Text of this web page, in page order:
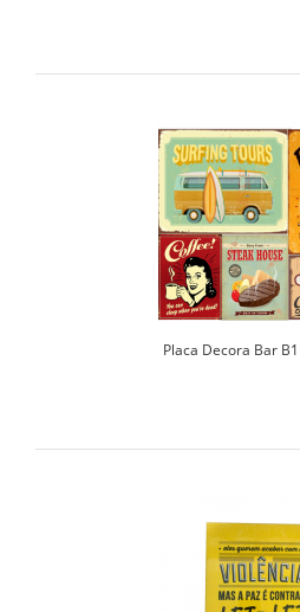
Placa Decora Bar